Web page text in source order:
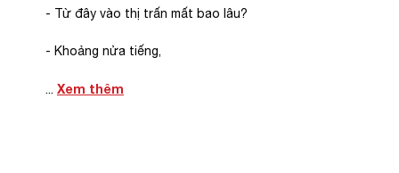
- Từ đây vào thị trấn mất bao lâu?
- Khoảng nửa tiếng,
... Xem thêm